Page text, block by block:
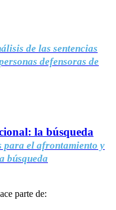
de las sentencias
defensoras de
la búsqueda
para el afrontamiento y
búsqueda
parte de: